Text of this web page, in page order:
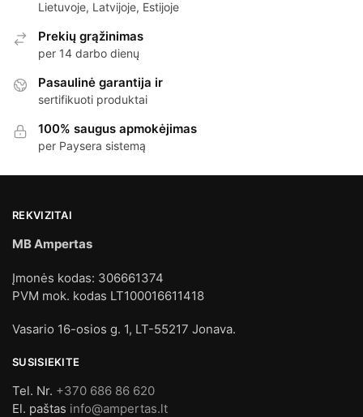
Lietuvoje, Latvijoje, Estijoje
Prekių grąžinimas
per 14 darbo dienų
Pasaulinė garantija ir
sertifikuoti produktai
100% saugus apmokėjimas
per Paysera sistemą
REKVIZITAI
MB Ampertas
Įmonės kodas: 306661374
PVM mok. kodas LT100016611418
Vasario 16-osios g. 1, LT-55217 Jonava.
SUSISIEKITE
Tel. Nr. +370 686 86 620
El. paštas info@ampertas.lt